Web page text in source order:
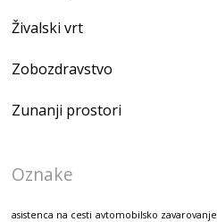
Živalski vrt
Zobozdravstvo
Zunanji prostori
Oznake
asistenca na cesti avtomobilsko zavarovanje